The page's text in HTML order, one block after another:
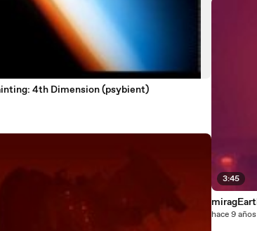
4th Dimension (psybient)
3:45
hace 9 años